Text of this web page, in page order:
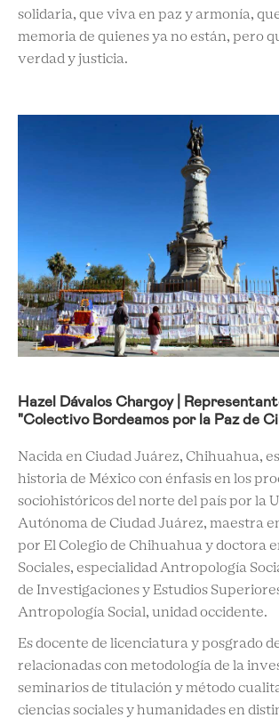
solidaria, que viva en paz y armonía,
memoria de quienes ya no están, pero
verdad y justicia.
Hazel Dávalos Chargoy |
"Colectivo Bordeamos por la Paz de
Nacida en Ciudad Juárez, Chihuahua,
historia de México con énfasis en los
sociohistóricos del norte del país por la
Autónoma de Ciudad Juárez, maestra
por El Colegio de Chihuahua y doctora
Sociales, especialidad Antropología
de Investigaciones y Estudios
Antropología Social, unidad occidente.
Es docente de licenciatura y posgrado
relacionadas con metodología de la
seminarios de titulación y método
ciencias sociales y humanidades en